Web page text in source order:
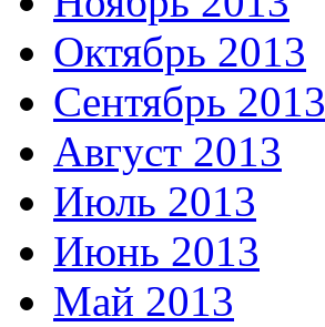
Октябрь 2013
Сентябрь 2013
Август 2013
Июль 2013
Июнь 2013
Май 2013